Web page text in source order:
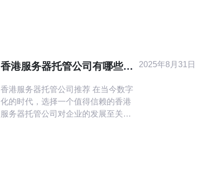
SSL证书以及第三方依赖，评估流量峰
值、带宽需求、存储与IO性能、网络连
香港服务器托管公司有哪些值
香港服务器托管公司推荐 在当今数字
化的时代，选择一个值得信赖的香港
服务器托管公司对企业的发展至关重
2025年8月31日